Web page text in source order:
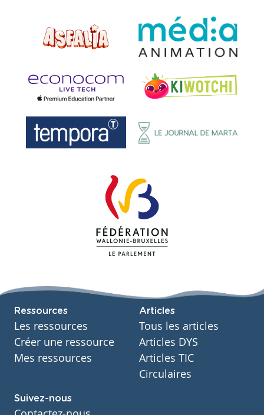
Ressources
Les ressources
Créer une ressource
Mes ressources
Articles
Tous les articles
Articles DYS
Articles TIC
Circulaires
Suivez-nous